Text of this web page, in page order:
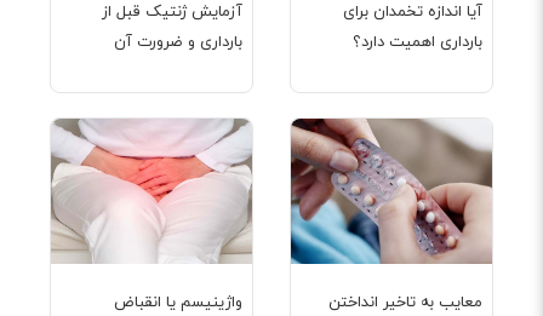
آزمایش ژنتیک قبل از
بارداری و ضرورت آن
آیا اندازه تخمدان برای
بارداری اهمیت دارد؟
واژینیسم یا انقباض
معایب به تاخیر انداختن